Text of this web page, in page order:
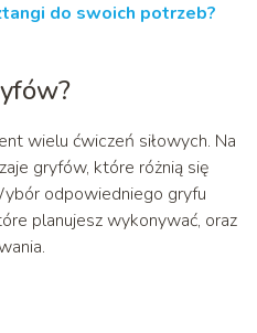
do swoich potrzeb?
wielu ćwiczeń siłowych. Na
gryfów, które różnią się
odpowiedniego gryfu
planujesz wykonywać, oraz